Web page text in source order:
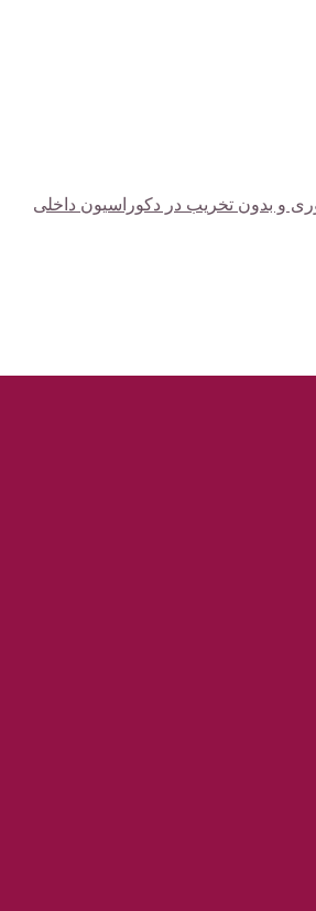
و بدون تخریب در دکوراسیون داخلی